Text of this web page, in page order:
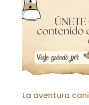
La aventura